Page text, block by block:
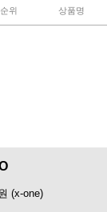
위 상품명
(x-one)